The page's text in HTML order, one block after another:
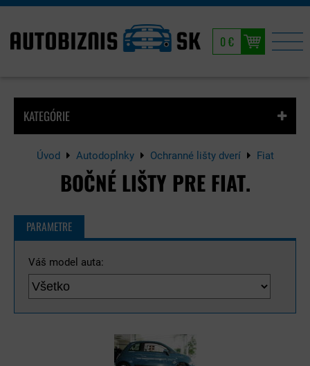
0 €
Úvod Autodoplnky Ochranné lišty dverí Fiat
BOČNÉ LIŠTY PRE FIAT.
KATEGÓRIE
PARAMETRE
Váš model auta: